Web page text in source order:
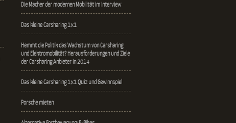
Die Macher der modernen Mobilität im Interview
Das kleine Carsharing 1x1
Hemmt die Politik das Wachstum von Carsharing
und Elektromobilität? Herausforderungen und Ziele
der Carsharing Anbieter in 2014
Das kleine Carsharing 1x1 Quiz und Gewinnspiel
Porsche mieten